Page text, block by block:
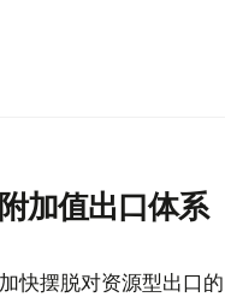
加值出口体系
快摆脱对资源型出口的